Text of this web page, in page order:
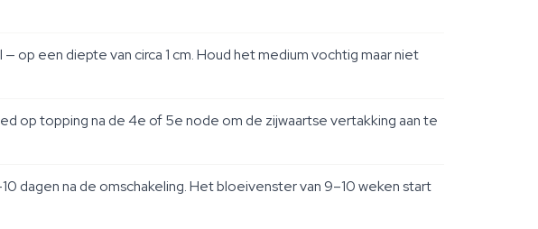
een diepte van circa 1 cm. Houd het medium vochtig maar niet
op topping na de 4e of 5e node om de zijwaartse vertakking aan te
dagen na de omschakeling. Het bloeivenster van 9–10 weken start